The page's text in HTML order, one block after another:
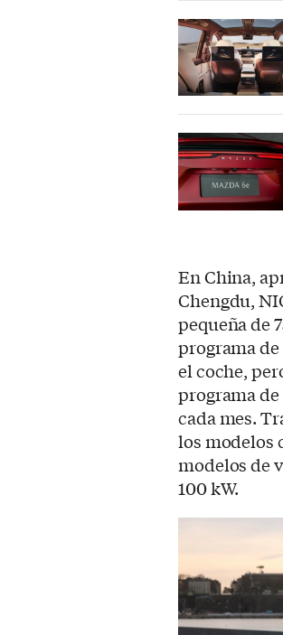
En China,
Chengdu,
pequeña de
programa
el coche,
programa
cada mes.
los modelos
modelos de
100 kW.